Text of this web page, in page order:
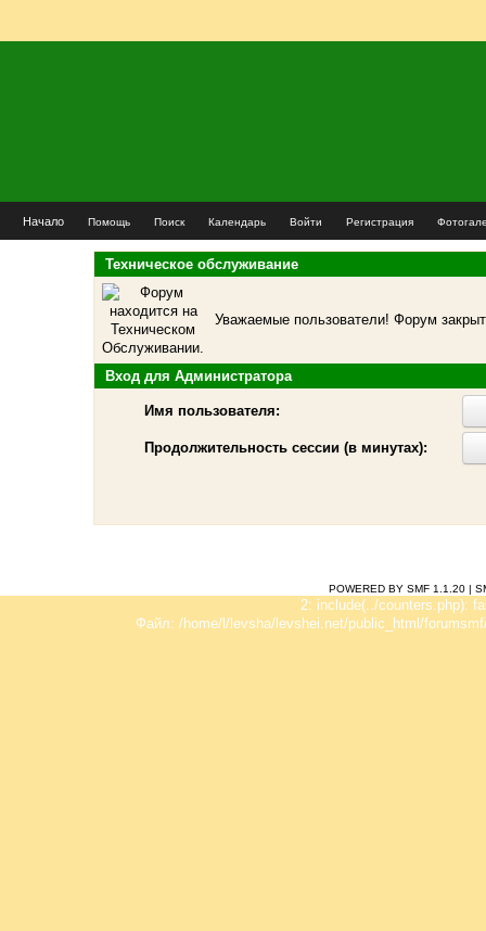
Начало Помощь Поиск Календарь Войти Регистрация
Техническое обслуживание
Уважаемые пользователи! Форум
Вход для Администратора
Имя пользователя:
Продолжительность сессии (в минутах):
POWERED BY SMF 1.1.20 |
2: include(../counters.php):
Файл: /home/l/levsha/levshei.net/public_html/